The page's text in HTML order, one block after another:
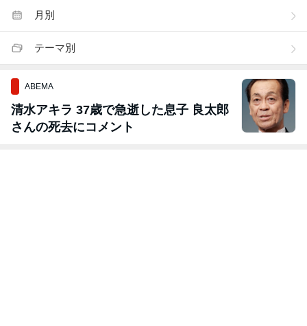
月別
テーマ別
ABEMA
清水アキラ 37歳で急逝した息子 良太郎
さんの死去にコメント